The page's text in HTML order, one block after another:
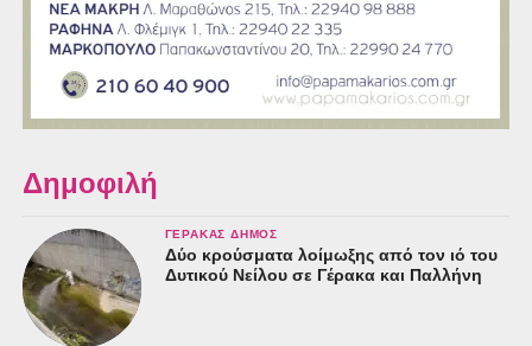
Δημοφιλή
ΓΈΡΑΚΑΣ ΔΉΜΟΣ
Δύο κρούσματα λοίμωξης από τον ιό του
Δυτικού Νείλου σε Γέρακα και Παλλήνη